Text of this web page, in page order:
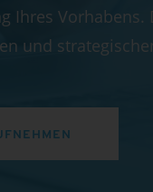
Ihres Vorhabens.
und